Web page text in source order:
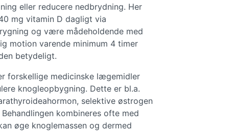
eller reducere nedbrydning. Her
mg vitamin D dagligt via
og være mådeholdende med
motion varende minimum 4 timer
betydeligt.
forskellige medicinske lægemidler
knogleopbygning. Dette er bl.a.
selektive østrogen
kombineres ofte med
øge knoglemassen og dermed